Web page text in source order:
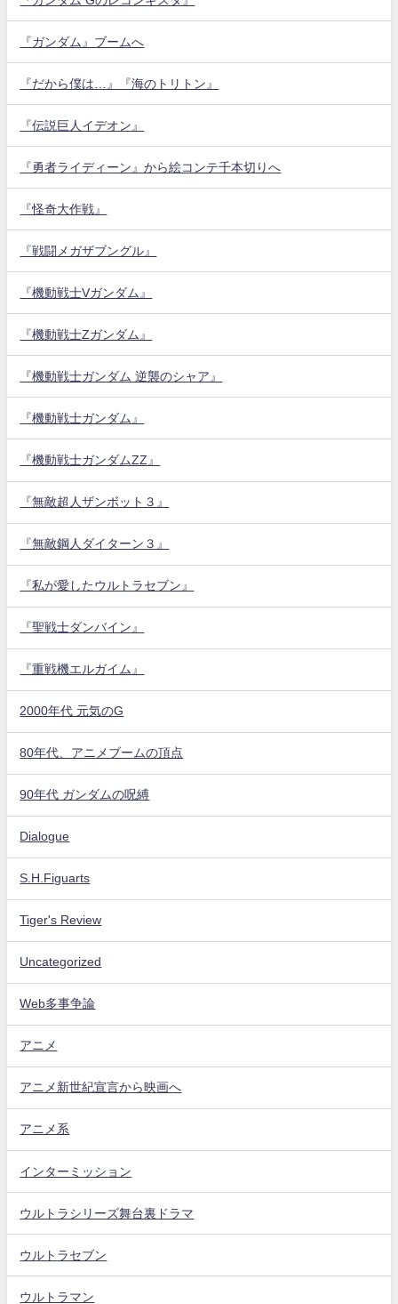
『ガンダム』ブームへ
『だから僕は…』『海のトリトン』
『伝説巨人イデオン』
『勇者ライディーン』から絵コンテ千本切りへ
『怪奇大作戦』
『戦闘メガザブングル』
『機動戦士Vガンダム』
『機動戦士Zガンダム』
『機動戦士ガンダム 逆襲のシャア』
『機動戦士ガンダム』
『機動戦士ガンダムZZ』
『無敵超人ザンボット３』
『無敵鋼人ダイターン３』
『私が愛したウルトラセブン』
『聖戦士ダンバイン』
『重戦機エルガイム』
2000年代 元気のG
80年代、アニメブームの頂点
90年代 ガンダムの呪縛
Dialogue
S.H.Figuarts
Tiger's Review
Uncategorized
Web多事争論
アニメ
アニメ新世紀宣言から映画へ
アニメ系
インターミッション
ウルトラシリーズ舞台裏ドラマ
ウルトラセブン
ウルトラマン